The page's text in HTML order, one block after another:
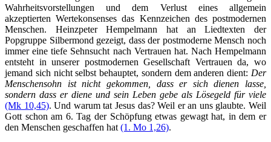
Wahrheitsvorstellungen und dem Verlust eines allgemein
akzeptierten Wertekonsenses das Kennzeichen des postmodernen
Menschen. Heinzpeter Hempelmann hat an Liedtexten der
Popgruppe Silbermond gezeigt, dass der postmoderne Mensch noch
immer eine tiefe Sehnsucht nach Vertrauen hat. Nach Hempelmann
entsteht in unserer postmodernen Gesellschaft Vertrauen da, wo
jemand sich nicht selbst behauptet, sondern dem anderen dient: Der
Menschensohn ist nicht gekommen, dass er sich dienen lasse,
sondern dass er diene und sein Leben gebe als Lösegeld für viele
(Mk 10,45). Und warum tat Jesus das? Weil er an uns glaubte. Weil
Gott schon am 6. Tag der Schöpfung etwas gewagt hat, in dem er
den Menschen geschaffen hat(1. Mo 1,26).